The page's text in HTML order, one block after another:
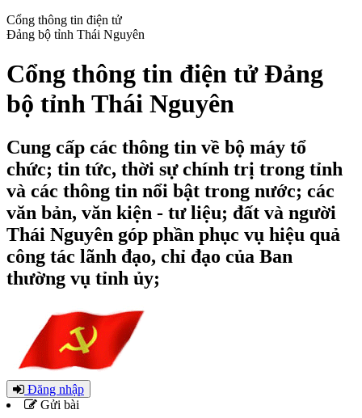
Cổng thông tin điện tử
Đảng bộ tỉnh Thái Nguyên
Cổng thông tin điện tử Đảng
bộ tỉnh Thái Nguyên
Cung cấp các thông tin về bộ máy tổ
chức; tin tức, thời sự chính trị trong tỉnh
và các thông tin nổi bật trong nước; các
văn bản, văn kiện - tư liệu; đất và người
Thái Nguyên góp phần phục vụ hiệu quả
công tác lãnh đạo, chỉ đạo của Ban
thường vụ tỉnh ủy;
Đăng nhập
Gửi bài